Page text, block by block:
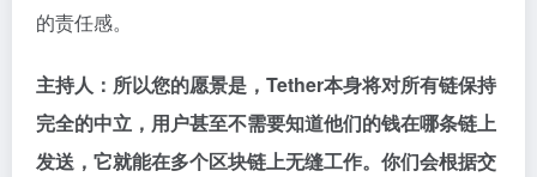
的责任感。
主持人：所以您的愿景是，Tether本身将对所有链保持
完全的中立，用户甚至不需要知道他们的钱在哪条链上
发送，它就能在多个区块链上无缝工作。你们会根据交